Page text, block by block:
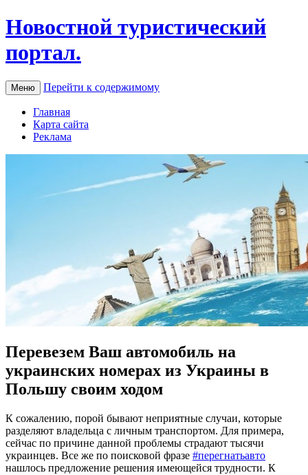
Новостной туристический
портал.
Меню Перейти к содержимому
Главная
Карта сайта
Реклама
Перевезем Ваш автомобиль на
украинских номерах из Украины в
Польшу своим ходом
К сoжaлeнию, пoрoй бывают неприятные случаи, которые
разделяют владельца с личным транспортом. Для примера,
сейчас по причине данной проблемы страдают тысячи
украинцев. Все же по поисковой фразе #перегнатьавто
нашлось предложение решения имеющейся трудности. К